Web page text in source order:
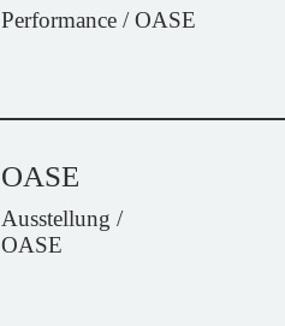
Performance / OASE
OASE
Ausstellung /
OASE